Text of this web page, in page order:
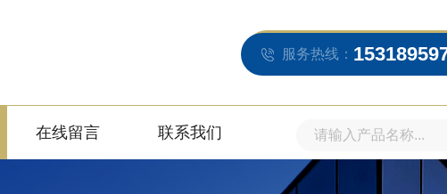
服务热线：
在线留言 联系我们